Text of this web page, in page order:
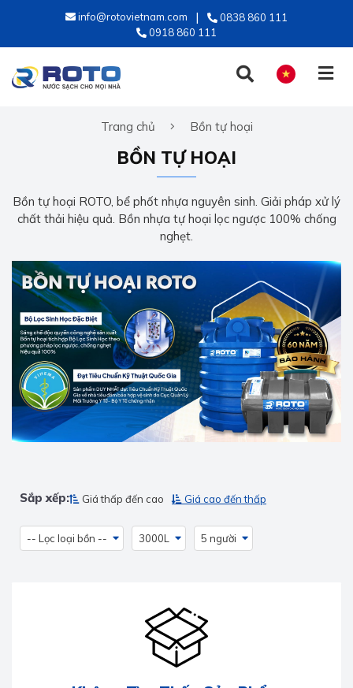
info@rotovietnam.com
0838 860 111
0918 860 111
Trang chủ Bồn tự hoại
BỒN TỰ HOẠI
Bồn tự hoại ROTO, bể phốt nhựa nguyên sinh. Giải pháp xử lý
chất thải hiệu quả. Bồn nhựa tự hoại lọc ngược 100% chống
nghẹt.
Sắp xếp: Giá thấp đến cao Giá cao đến thấp
-- Lọc loại bồn -- 3000L 5 người